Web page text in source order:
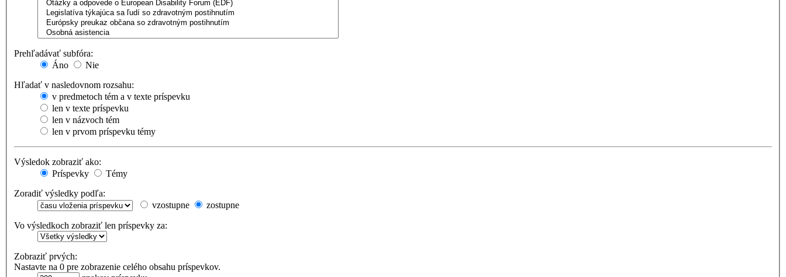
Prehľadávať subfóra:
Áno
Nie
Hľadať v nasledovnom rozsahu:
v predmetoch tém a v texte príspevku
len v texte príspevku
len v názvoch tém
len v prvom príspevku témy
Výsledok zobraziť ako:
Príspevky
Témy
Zoradiť výsledky podľa:
vzostupne
zostupne
Vo výsledkoch zobraziť len príspevky za:
Zobraziť prvých:
Nastavte na 0 pre zobrazenie celého obsahu príspevkov.